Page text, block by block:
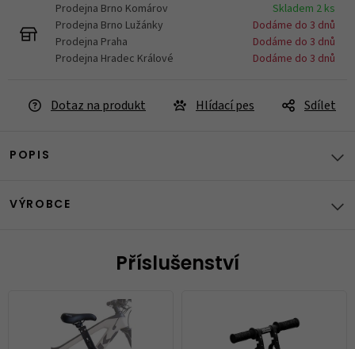
Prodejna Brno Komárov
Skladem 2 ks
Prodejna Brno Lužánky
Dodáme do 3 dnů
Prodejna Praha
Dodáme do 3 dnů
Prodejna Hradec Králové
Dodáme do 3 dnů
Dotaz na produkt Hlídací pes Sdílet
POPIS
VÝROBCE
Příslušenství